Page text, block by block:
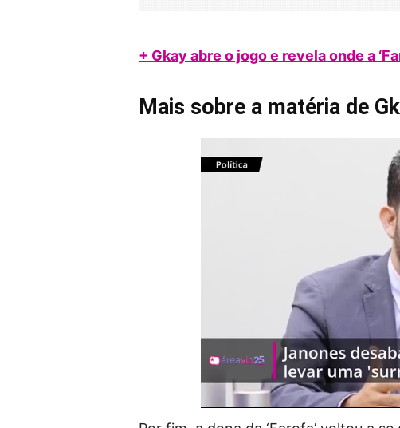
+ Gkay abre o jogo e revela onde a
Mais sobre a matéria de